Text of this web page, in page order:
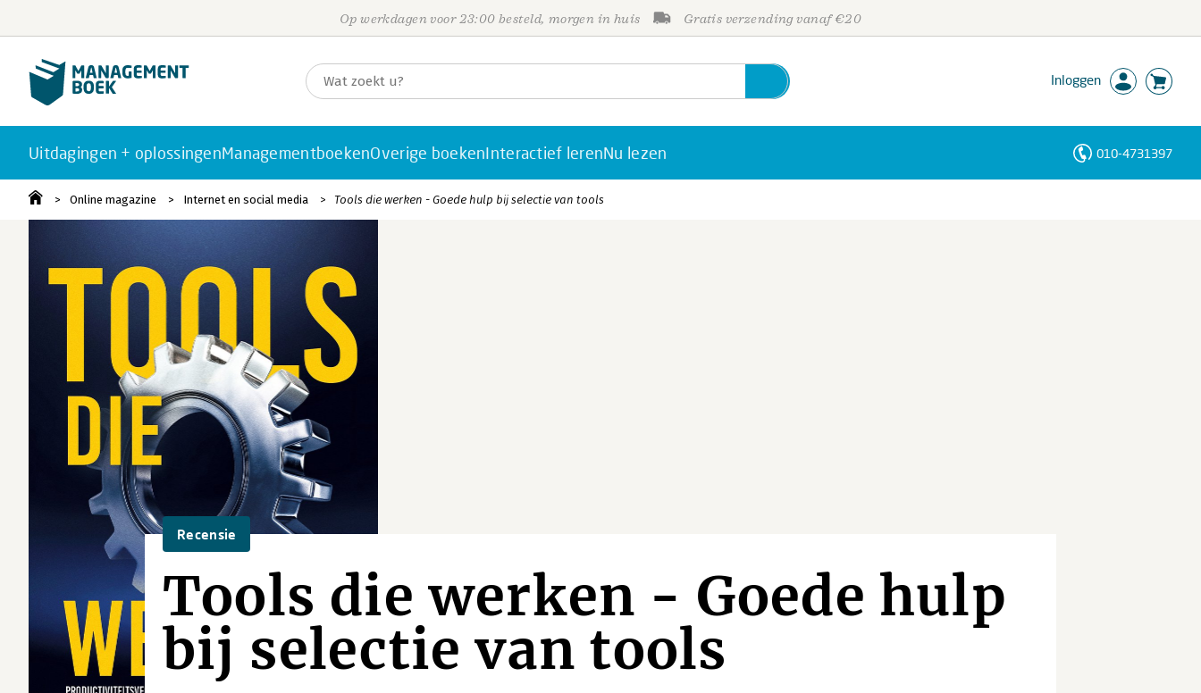
Op werkdagen voor 23:00 besteld, morgen in huis Gratis verzending vanaf €20
Inloggen
Uitdagingen + oplossingenManagementboekenOverige boekenInteractief lerenNu lezen 010-4731397
Online magazine Internet en social media Tools die werken - Goede hulp bij selectie van tools
Recensie
Tools die werken - Goede hulp
bij selectie van tools
Personen